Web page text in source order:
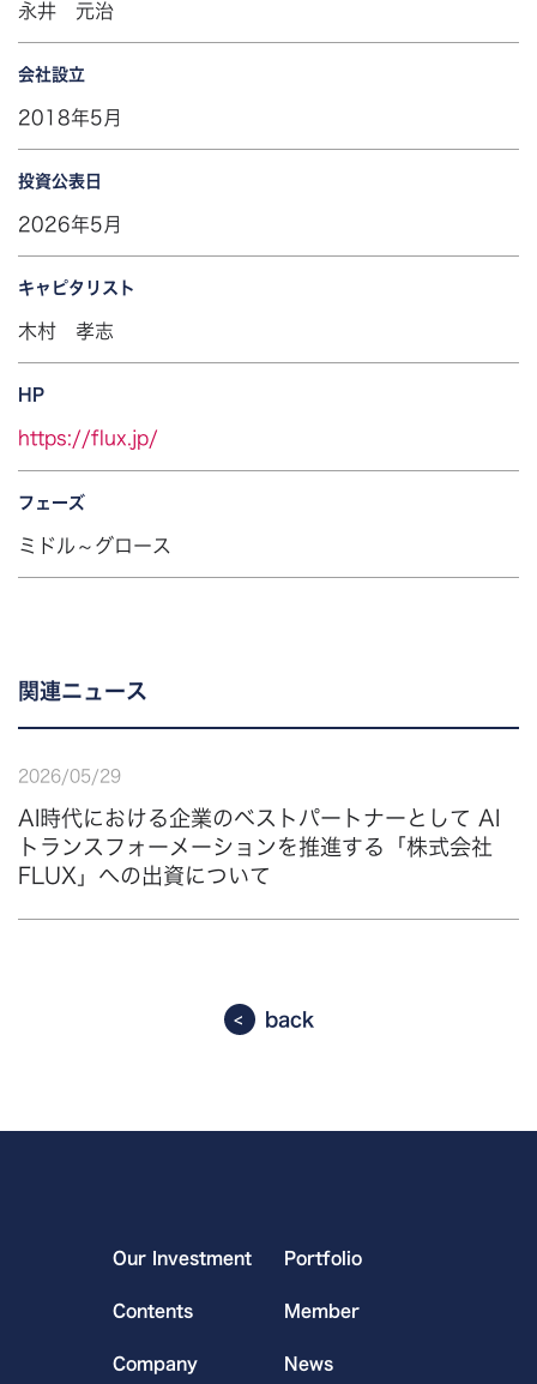
永井 元治
会社設立
2018年5月
投資公表日
2026年5月
キャピタリスト
木村 孝志
HP
https://flux.jp/
フェーズ
ミドル～グロース
関連ニュース
2026/05 /29
AI時代における企業のベストパートナーとして AI
トランスフォーメーションを推進する「株式会社
FLUX」への出資について
back
Our Investment Portfolio
Contents Member
Company News